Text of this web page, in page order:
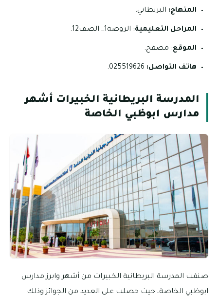
المنهاج: البريطاني.
المراحل التعليمية: الروضة1_ الصف12.
الموقع: مصفح.
هاتف التواصل: 025519626.
المدرسة البريطانية الخبيرات أشهر
مدارس ابوظبي الخاصة
صنفت المدرسة البريطانية الخبيرات من أشهر وابرز مدارس
ابوظبي الخاصة، حيث حصلت على العديد من الجوائز وذلك